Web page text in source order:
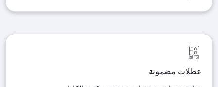
عطلات مضمونة